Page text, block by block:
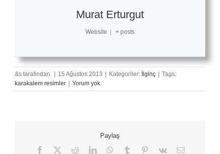
Murat Erturgut
Website | + posts
&s tarafından. | 15 Ağustos 2013 | Kategoriler: İlginç | Tags:
karakalem resimler | Yorum yok
Paylaş
Facebook RedditLinkedInWhatsApp
Tumblr Pinterest
Vk
E-